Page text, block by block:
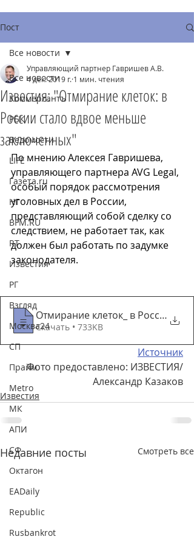
Пост
Все новости
Коммерсантъ
РБК
Ведомости
LIFE
Газета.ru
НГ
BFM.RU
RT
Известия
РГ
Взгляд
Москва24
СП
Прайм
Metro
МК
АПИ
СФ
Октагон
EADaily
Republic
Rusbankrot
Все новости
Известия: "Отмирание клеток: в
России стало вдвое меньше
заключенных"
Управляющий партнер Гавришев А.В.
4 дек. 2019 г. 1 мин. чтения
По мнению Алексея Гавришева,
управляющего партнера AVG Legal,
особый порядок рассмотрения
уголовных дел в России,
представляющий собой сделку со
следствием, не работает так, как
должен был работать по задумке
законодателя.
Отмирание клеток_ в России
Скачать • 733KB
Источник
Фото предоставлено: ИЗВЕСТИЯ/
Александр Казаков
Известия
Недавние посты Смотреть все